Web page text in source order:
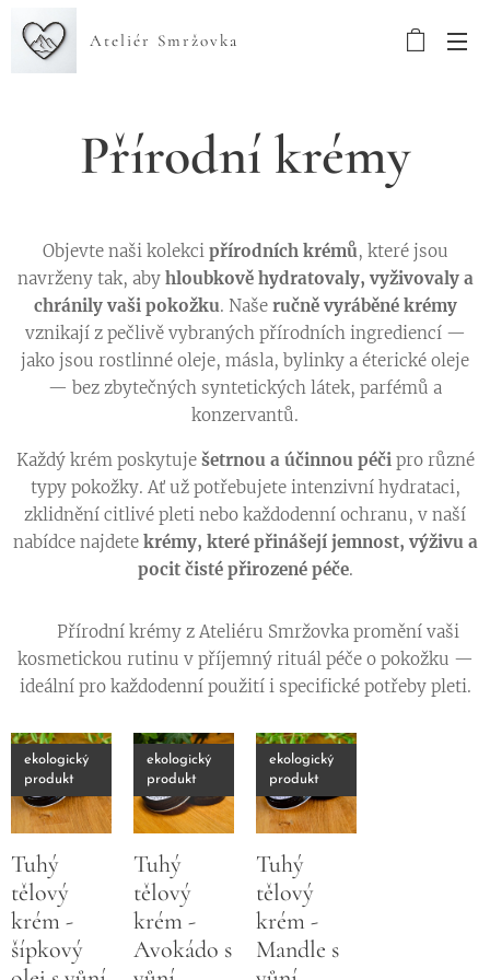
Ateliér Smržovka
Přírodní krémy
Objevte naši kolekci přírodních krémů, které jsou
navrženy tak, aby hloubkově hydratovaly, vyživovaly a
chránily vaši pokožku. Naše ručně vyráběné krémy
vznikají z pečlivě vybraných přírodních ingrediencí —
jako jsou rostlinné oleje, másla, bylinky a éterické oleje
— bez zbytečných syntetických látek, parfémů a
konzervantů.
Každý krém poskytuje šetrnou a účinnou péčipro různé
typy pokožky. Ať už potřebujete intenzivní hydrataci,
zklidnění citlivé pleti nebo každodenní ochranu, v naší
nabídce najdete krémy, které přinášejí jemnost, výživu a
pocit čisté přirozené péče.
🌸 Přírodní krémy z Ateliéru Smržovka promění vaši
kosmetickou rutinu v příjemný rituál péče o pokožku —
ideální pro každodenní použití i specifické potřeby pleti.
Tuhý
tělový
krém -
šípkový
ekologický
produkt
Tuhý
tělový
krém -
Avokádo s
ekologický
produkt
Tuhý
tělový
krém -
Mandle s
ekologický
produkt